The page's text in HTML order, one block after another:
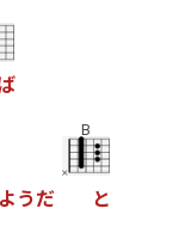
ようだ
B
と